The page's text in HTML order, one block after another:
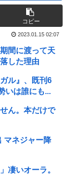
コピー
2023.01.15 02:07
間に渡って天
した理由
ル』、既刊6
いは誰にも...
ん。本だけで
マネジャー降
凄いオーラ。